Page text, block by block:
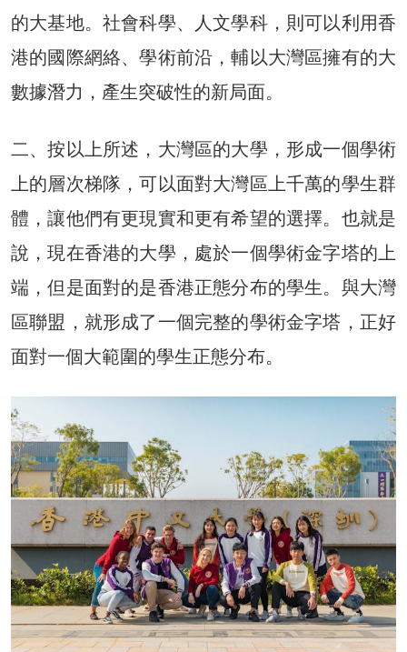
的大基地。社會科學、人文學科，則可以利用香
港的國際網絡、學術前沿，輔以大灣區擁有的大
數據潛力，產生突破性的新局面。
二、按以上所述，大灣區的大學，形成一個學術
上的層次梯隊，可以面對大灣區上千萬的學生群
體，讓他們有更現實和更有希望的選擇。也就是
說，現在香港的大學，處於一個學術金字塔的上
端，但是面對的是香港正態分布的學生。與大灣
區聯盟，就形成了一個完整的學術金字塔，正好
面對一個大範圍的學生正態分布。